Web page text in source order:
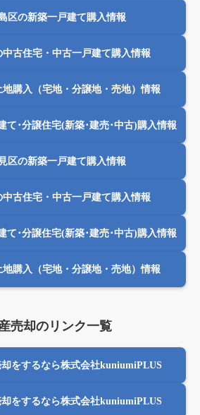
区の新築一戸建て購入情報
古住宅・中古一戸建て購入情報
購入（宅地・分譲地・売地）情報
て･分譲住宅(新築･建売･中古)購入情報
区の新築一戸建て購入情報
古住宅・中古一戸建て購入情報
て･分譲住宅(新築･建売･中古)購入情報
購入（宅地・分譲地・売地）情報
売却のリンク一覧
をするなら株式会社kuniumiPLUS
をするなら株式会社kuniumiPLUS